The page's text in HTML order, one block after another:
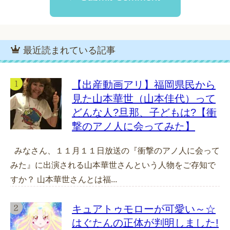
最近読まれている記事
【出産動画アリ】福岡県民から
見た山本華世（山本佳代）って
どんな人?旦那、子どもは?【衝
撃のアノ人に会ってみた】
みなさん、１１月１１日放送の『衝撃のアノ人に会って
みた』に出演される山本華世さんという人物をご存知で
すか？ 山本華世さんとは福...
キュアトゥモローが可愛い～☆
はぐたんの正体が判明しました!